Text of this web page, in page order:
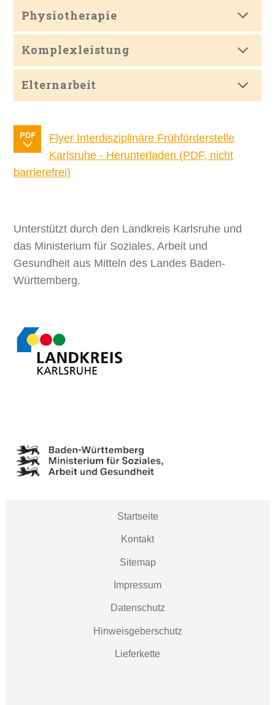
Physiotherapie
Komplexleistung
Elternarbeit
Flyer Interdisziplinäre Frühförderstelle
Karlsruhe - Herunterladen (PDF, nicht
barrierefrei)
Unterstützt durch den Landkreis Karlsruhe und
das Ministerium für Soziales, Arbeit und
Gesundheit aus Mitteln des Landes Baden-
Württemberg.
Startseite
Kontakt
Sitemap
Impressum
Datenschutz
Hinweisgeberschutz
Lieferkette